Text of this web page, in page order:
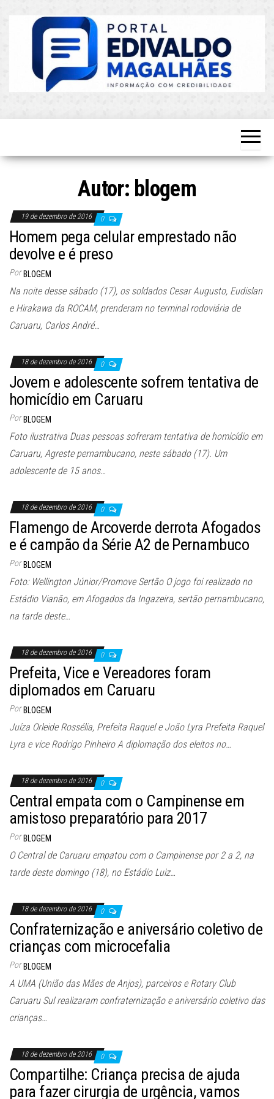
Atualizado!
Autor: blogem
19 de dezembro de 2016 0
Homem pega celular emprestado não
devolve e é preso
Por BLOGEM
Na noite desse sábado (17), os soldados Cesar Augusto, Eudislan
e Hirakawa da ROCAM, prenderam no terminal rodoviária de
Caruaru, Carlos André…
18 de dezembro de 2016 0
Jovem e adolescente sofrem tentativa de
homicídio em Caruaru
Por BLOGEM
Foto ilustrativa Duas pessoas sofreram tentativa de homicídio em
Caruaru, Agreste pernambucano, neste sábado (17). Um
adolescente de 15 anos…
18 de dezembro de 2016 0
Flamengo de Arcoverde derrota Afogados
e é campão da Série A2 de Pernambuco
Por BLOGEM
Foto: Wellington Júnior/Promove Sertão O jogo foi realizado no
Estádio Vianão, em Afogados da Ingazeira, sertão pernambucano,
na tarde deste…
18 de dezembro de 2016 0
Prefeita, Vice e Vereadores foram
diplomados em Caruaru
Por BLOGEM
Juíza Orleide Rossélia, Prefeita Raquel e João Lyra Prefeita Raquel
Lyra e vice Rodrigo Pinheiro A diplomação dos eleitos no…
18 de dezembro de 2016 0
Central empata com o Campinense em
amistoso preparatório para 2017
Por BLOGEM
O Central de Caruaru empatou com o Campinense por 2 a 2, na
tarde deste domingo (18), no Estádio Luiz…
18 de dezembro de 2016 0
Confraternização e aniversário coletivo de
crianças com microcefalia
Por BLOGEM
A UMA (União das Mães de Anjos), parceiros e Rotary Club
Caruaru Sul realizaram confraternização e aniversário coletivo das
crianças…
18 de dezembro de 2016 0
Compartilhe: Criança precisa de ajuda
para fazer cirurgia de urgência, vamos